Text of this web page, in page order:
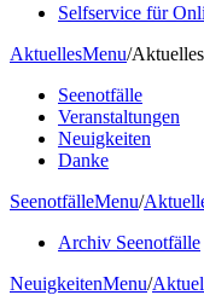
Selfservice für
AktuellesMenu/Aktuelles
Seenotfälle
Veranstaltungen
Neuigkeiten
Danke
SeenotfälleMenu/
Archiv Seenotfälle
NeuigkeitenMenu/